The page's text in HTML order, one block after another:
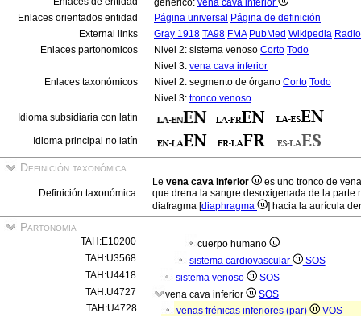
genérico: vena cava inferior
Enlaces orientados entidad
Página universal Página de definición
External links
Gray 1918 TA98 FMA PubMed Wikipedia
Enlaces partonomicos
Nivel 2: sistema venoso Corto Todo
Nivel 3: vena cava inferior
Enlaces taxonómicos
Nivel 2: segmento de órgano Corto Todo
Nivel 3: tronco venoso
Idioma subsidiaria con latín
Idioma principal no latín
Definición taxonómica
Definición taxonómica
Le vena cava inferior
es uno tronco de
que drena la sangre desoxigenada de la
diafragma [diaphragma ] hacia la aurícula
Partonomia
TAH:E10200
cuerpo humano
TAH:U3568
sistema cardiovascular
SOS
TAH:U4418
sistema venoso
SOS
TAH:U4727
vena cava inferior
SOS
TAH:U4728
venas frénicas inferiores (par)
VOS